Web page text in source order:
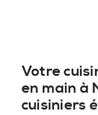
Votre
en main à
cuisiniers